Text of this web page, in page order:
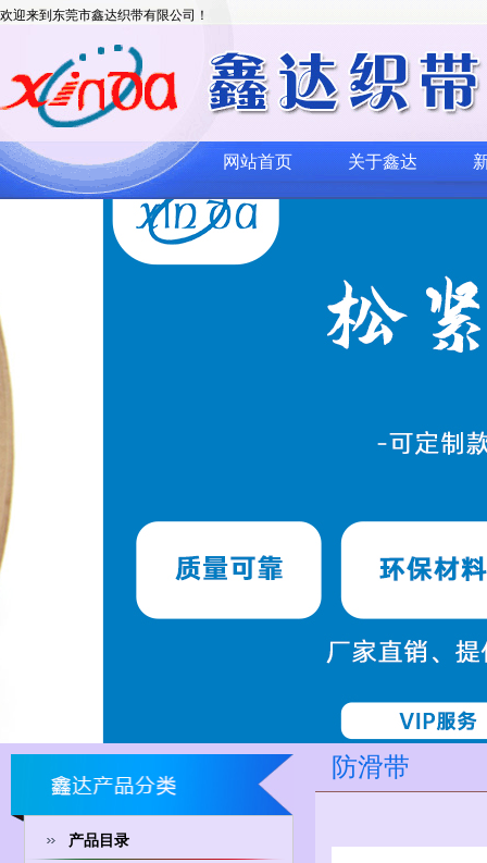
欢迎来到东莞市鑫达织带有限公司！
网站首页 关于鑫达
产品目录
防滑带